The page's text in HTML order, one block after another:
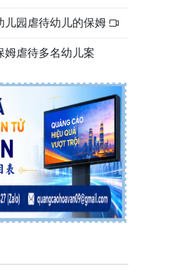
儿园虐待幼儿的保姆
姆虐待多名幼儿案